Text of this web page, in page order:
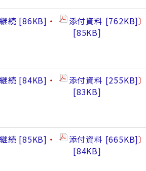
継続 86KB ・ 添付資料 762KB 〕
85KB
継続 84KB ・ 添付資料 255KB 〕
83KB
継続 85KB ・ 添付資料 665KB 〕
84KB